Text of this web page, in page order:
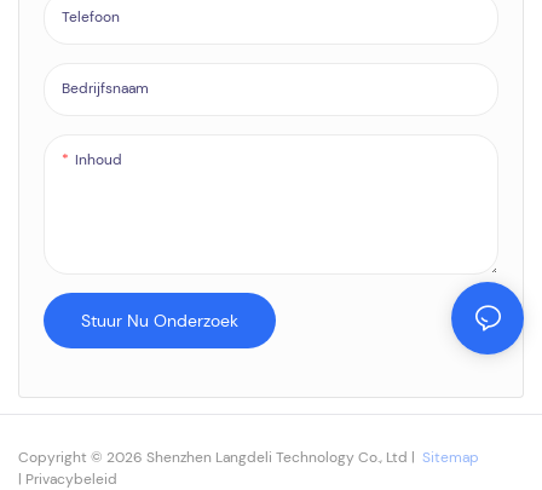
Telefoon
Bedrijfsnaam
Inhoud
Stuur Nu Onderzoek
Copyright © 2026 Shenzhen Langdeli Technology Co., Ltd | Sitemap
| Privacybeleid